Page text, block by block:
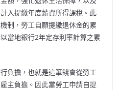
入提繳年度薪資所得課稅。此
制，勞工自願提繳退休金的累
當地銀行2年定存利率計算之累
負擔，也就是這筆錢會從勞工
主負擔。因此當勞工申請自提